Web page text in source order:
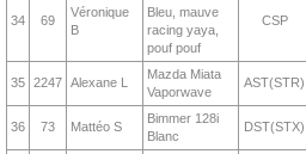
34 69
Véronique
B
Bleu, mauve
racing yaya,
pouf pouf
CSP
35 2247 Alexane L
Mazda Miata
Vaporwave
AST(STR)
36 73 Mattéo S
Bimmer 128i
Blanc
DST(STX)